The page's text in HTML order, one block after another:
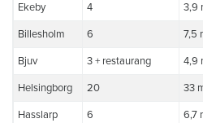
Ekeby 4 3,9
Billesholm 6 7,5
Bjuv 3 + restaurang 4,9
Helsingborg 20 33
Hasslarp 6 6,7